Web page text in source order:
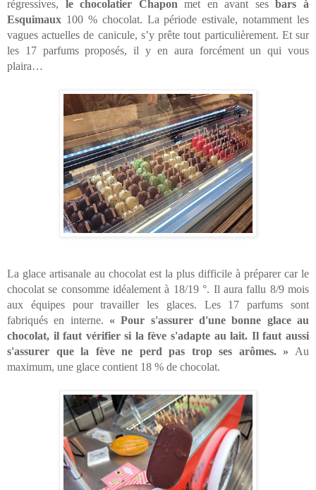
régressives, le chocolatier Chapon met en avant ses bars à
Esquimaux 100 % chocolat. La période estivale, notamment les
vagues actuelles de canicule, s’y prête tout particulièrement. Et sur
les 17 parfums proposés, il y en aura forcément un qui vous
plaira…
La glace artisanale au chocolat est la plus difficile à préparer car le
chocolat se consomme idéalement à 18/19 °. Il aura fallu 8/9 mois
aux équipes pour travailler les glaces. Les 17 parfums sont
fabriqués en interne. « Pour s'assurer d'une bonne glace au
chocolat, il faut vérifier si la fève s'adapte au lait. Il faut aussi
s'assurer que la fève ne perd pas trop ses arômes. » Au
maximum, une glace contient 18 % de chocolat.